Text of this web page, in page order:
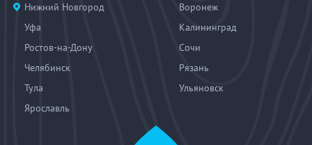
Нижний Новгород
Воронеж
Уфа
Калининград
Ростов-на-Дону
Сочи
Челябинск
Рязань
Тула
Ульяновск
Ярославль